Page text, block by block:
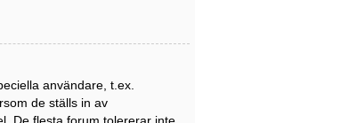
användare, t.ex.
de ställs in av
De flesta forum tolererar inte